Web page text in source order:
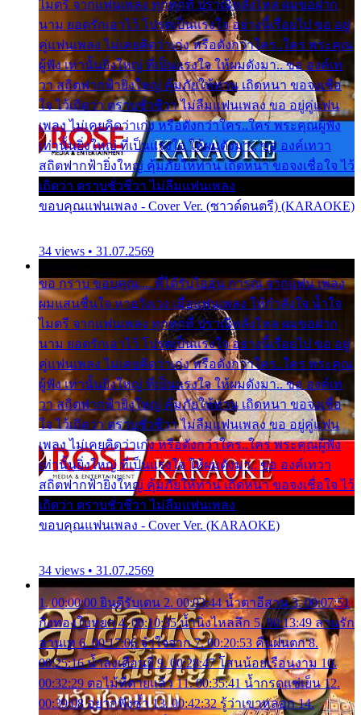
ไมตรี จากแฟนเพลง ทุกทุกที่ ปราณีหลั่งไหล ผมขอฝาก
นาม ยอดรักเอาไว้ โปรดเป็นแรงใจ อย่างนี้เรื่อยไป ขอ อยู่
คู่แฟนเพลง ไม่เคยคิดว่าเก่ง หรือดังกว่าใคร..ใคร พระคุณ
ผู้ฟัง เท่านั้นยิ่งใหญ่ ที่เป็นแรงใจ ให้ผมดังมา.. ขอ องค์เท
วา สถิตฟากฟ้ายิ่งใหญ่ คุ้มภัยให้ท่าน เถิดหนา ขอจงเชื่อ
ใจ ไว้เถิดว่า ตราบชั่วชีวา ไม่ลืมแฟนเพลง ขอ อยู่คู่แฟน
เพลง ไม่เคยคิดว่าเก่ง หรือดังกว่าใคร..ใคร พระคุณผู้ฟัง
เท่านั้นยิ่งใหญ่ ที่เป็นแรงใจ ให้ผมดังมา.. ขอ องค์เทวา
สถิตฟากฟ้ายิ่งใหญ่ คุ้มภัยให้ท่าน เถิดหนา ขอจงเชื่อใจ ไว้
เถิดว่า ตราบชั่วชีวา ไม่ลืมแฟนเพลง
ขอบคุณแฟนเพลง - Cover Ver. (ซาวด์ดนตรี) (KARAOKE)
34 views • 31.07.2569
ขอ กราบ ขอบคุณ.... ที่ได้รับไออุ่น การุณ จากแฟน เพลง
ผมแสนชื่นใจ หายวังเวง เมื่อแฟนเพลง ให้กำลังใจ น้ำใจ
ไมตรี จากแฟนเพลง ทุกทุกที่ ปราณีหลั่งไหล ผมขอฝาก
นาม ยอดรักเอาไว้ โปรดเป็นแรงใจ อย่างนี้เรื่อยไป ขอ อยู่
คู่แฟนเพลง ไม่เคยคิดว่าเก่ง หรือดังกว่าใคร..ใคร พระคุณ
ผู้ฟัง เท่านั้นยิ่งใหญ่ ที่เป็นแรงใจ ให้ผมดังมา.. ขอ องค์เท
วา สถิตฟากฟ้ายิ่งใหญ่ คุ้มภัยให้ท่าน เถิดหนา ขอจงเชื่อ
ใจ ไว้เถิดว่า ตราบชั่วชีวา ไม่ลืมแฟนเพลง ขอ อยู่คู่แฟน
เพลง ไม่เคยคิดว่าเก่ง หรือดังกว่าใคร..ใคร พระคุณผู้ฟัง
เท่านั้นยิ่งใหญ่ ที่เป็นแรงใจ ให้ผมดังมา.. ขอ องค์เทวา
สถิตฟากฟ้ายิ่งใหญ่ คุ้มภัยให้ท่าน เถิดหนา ขอจงเชื่อใจ ไว้
เถิดว่า ตราบชั่วชีวา ไม่ลืมแฟนเพลง
ขอบคุณแฟนเพลง - Cover Ver. (KARAOKE)
34 views • 31.07.2569
1. 00:00:00 ยินดีรับเดน 2. 00:03:44 น้ำตาอีสาน 3. 00:07:51
กิ่งทองใบหยก 4. 00:10:35 น้ำนิ่งไหลลึก 5. 00:13:49 ลานรัก
ลานเท 6. 00:17:06 จำใจจาก 7. 00:20:53 คืนฝนตก 8.
00:25:16 น้ำลงเดือนยี่ 9. 00:28:47 โสนน้อยเรือนงาม 10.
00:32:29 ตอไม้ที่ตายแล้ว 11. 00:35:41 น้ำกรดแช่เย็น 12.
00:39:08 อยากฟังซ้ำ 13. 00:42:32 รู้ว่าเขาหลอก 14.